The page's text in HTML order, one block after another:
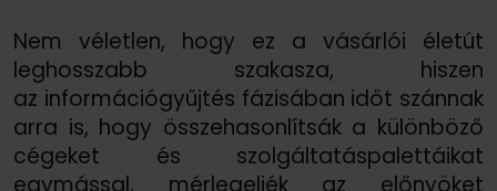
Nem véletlen, hogy ez a vásárlói életút
leghosszabb szakasza, hiszen
az információgyűjtés fázisában időt szánnak
arra is, hogy összehasonlítsák a különböző
cégeket és szolgáltatáspalettáikat
egymással, mérlegeljék az előnyöket